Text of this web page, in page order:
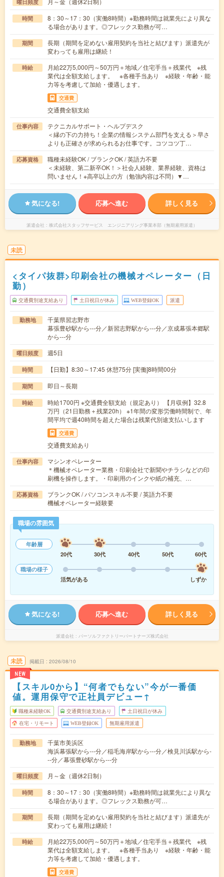
曜日頻度
時間
8：30～17：30（実働8時間）※勤務時間は就業先により異な
る場合があります。◎フレックス勤務が可…
期間
長期（期間を定めない雇用契約を当社と結びます）派遣先が
変わっても雇用は継続！
時給
月給22万5,000円～50万円＋地域／住宅手当＋残業代 ※残
業代は全額支給します。 ※各種手当あり ※経験・年齢・能
力等を考慮して加給・優遇します。
交通費
交通費全額支給
仕事内容
テクニカルサポート・ヘルプデスク
＜縁の下の力持ち！企業の情報システム部門を支える＞早さ
よりも正確さが求められるお仕事です。コツコツ丁…
応募資格
職種未経験OK / ブランクOK / 英語力不要
＜未経験、第二新卒OK！＞社会人経験、業界経験、資格は
問いません！※高卒以上の方（勉強内容は不問）▼…
気になる! 応募へ進む 詳しく見る
派遣会社 株式会社スタッフサービス エンジニアリング事業本部（無期雇用派遣）
未読
<タイパ抜群>印刷会社の機械オペレーター（日
勤）
交通費別途支給あり 土日祝日が休み WEB登録OK 派遣
勤務地
千葉県習志野市
幕張豊砂駅から---分／新習志野駅から---分／京成幕張本郷駅
から---分
曜日頻度 週5日
時間 【日勤】8:30～17:45 休憩75分 [実働]8時間00分
期間 即日～長期
時給
時給1700円 ※交通費全額支給（規定あり） 【月収例】32.8
万円（21日勤務＋残業20h） ※1年間の変形労働時間制で、年
間平均で週40時間を超えた場合は残業代別途支払いします
交通費
交通費支給あり
仕事内容
マシンオペレーター
＊機械オペレーター業務・印刷会社で新聞やチラシなどの印
刷機を操作します。・印刷用のインクや紙の補充、…
応募資格
ブランクOK / パソコンスキル不要 / 英語力不要
機械オペレーター経験要
職場の雰囲気
年齢層
20代
30代 40代 50代
60代
職場の様子
活気がある
しずか
気になる! 応募へ進む 詳しく見る
派遣会社 パーソルファクトリーパートナーズ株式会社
未読
NEW
掲載日 2026/08/10
【スキル0から】“何者でもない”今が一番価
値。運用保守で正社員デビュー↑
職種未経験OK 交通費別途支給あり 土日祝日が休み
在宅・リモート WEB登録OK 無期雇用派遣
勤務地
千葉市美浜区
海浜幕張駅から---分／稲毛海岸駅から---分／検見川浜駅から-
--分／幕張豊砂駅から---分
曜日頻度 月～金（週休2日制）
時間
8：30～17：30（実働8時間）※勤務時間は就業先により異な
る場合があります。◎フレックス勤務が可…
期間
長期（期間を定めない雇用契約を当社と結びます）派遣先が
変わっても雇用は継続！
時給
月給22万5,000円～50万円＋地域／住宅手当＋残業代 ※残
業代は全額支給します。 ※各種手当あり ※経験・年齢・能
力等を考慮して加給・優遇します。
交通費